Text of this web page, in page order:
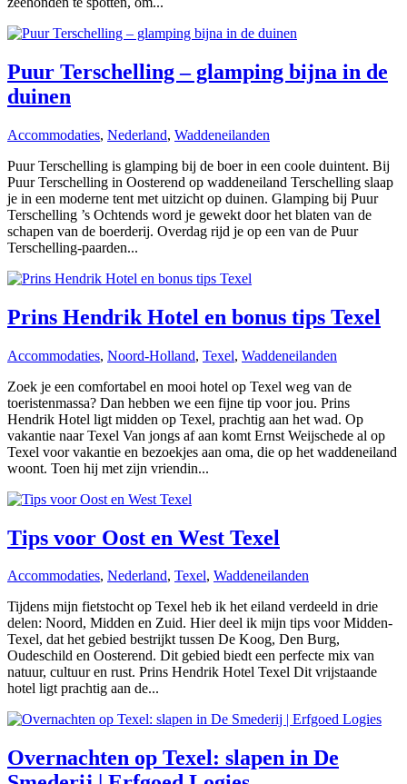
Puur Terschelling – glamping bijna in de
duinen
Accommodaties, Nederland, Waddeneilanden
Puur Terschelling is glamping bij de boer in een coole duintent. Bij
Puur Terschelling in Oosterend op waddeneiland Terschelling slaap
je in een moderne tent met uitzicht op duinen. Glamping bij Puur
Terschelling ’s Ochtends word je gewekt door het blaten van de
schapen van de boerderij. Overdag rijd je op een van de Puur
Terschelling-paarden...
Prins Hendrik Hotel en bonus tips Texel
Accommodaties, Noord-Holland, Texel, Waddeneilanden
Zoek je een comfortabel en mooi hotel op Texel weg van de
toeristenmassa? Dan hebben we een fijne tip voor jou. Prins
Hendrik Hotel ligt midden op Texel, prachtig aan het wad. Op
vakantie naar Texel Van jongs af aan komt Ernst Weijschede al op
Texel voor vakantie en bezoekjes aan oma, die op het waddeneiland
woont. Toen hij met zijn vriendin...
Tips voor Oost en West Texel
Accommodaties, Nederland, Texel, Waddeneilanden
Tijdens mijn fietstocht op Texel heb ik het eiland verdeeld in drie
delen: Noord, Midden en Zuid. Hier deel ik mijn tips voor Midden-
Texel, dat het gebied bestrijkt tussen De Koog, Den Burg,
Oudeschild en Oosterend. Dit gebied biedt een perfecte mix van
natuur, cultuur en rust. Prins Hendrik Hotel Texel Dit vrijstaande
hotel ligt prachtig aan de...
Overnachten op Texel: slapen in De